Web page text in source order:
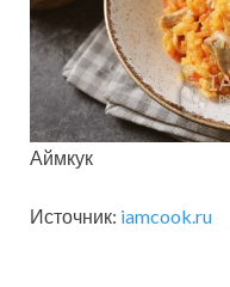
Аймкук
Источник: iamcook.ru